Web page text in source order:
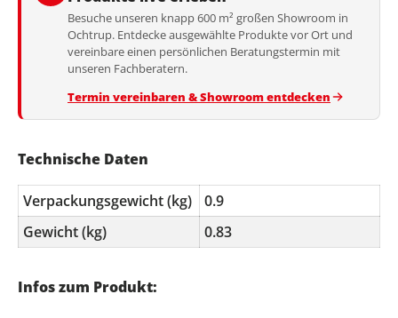
Besuche unseren knapp 600 m² großen Showroom in
Ochtrup. Entdecke ausgewählte Produkte vor Ort und
vereinbare einen persönlichen Beratungstermin mit
unseren Fachberatern.
Termin vereinbaren & Showroom entdecken
Technische Daten
Verpackungsgewicht (kg)
0.9
Gewicht (kg)
0.83
Infos zum Produkt: